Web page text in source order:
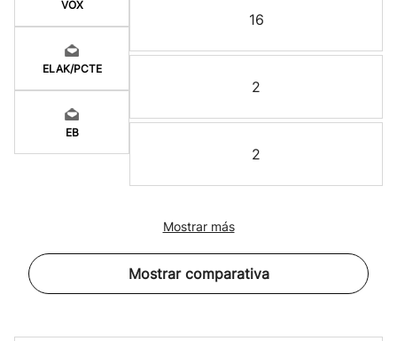
VOX
ELAK/PCTE
EB
16
2
2
Mostrar más
Mostrar comparativa